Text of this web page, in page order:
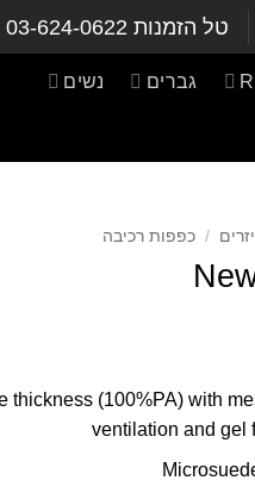
טל הזמנות 03-624-0622
גברים נשים
/ כפפות רכיבה
thickness (100%PA) with
ventilation and gel